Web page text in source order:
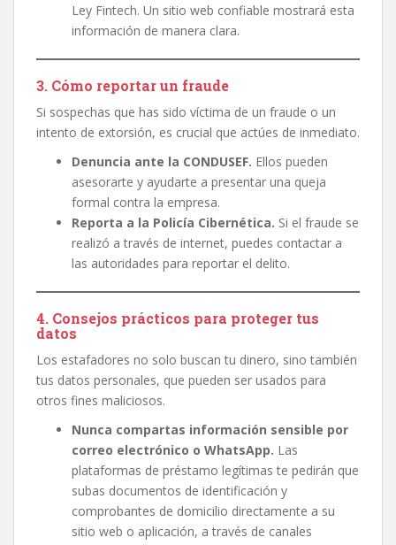
Ley Fintech. Un sitio web confiable mostrará esta
información de manera clara.
3. Cómo reportar un fraude
Si sospechas que has sido víctima de un fraude o un
intento de extorsión, es crucial que actúes de inmediato.
Denuncia ante la CONDUSEF. Ellos pueden
asesorarte y ayudarte a presentar una queja
formal contra la empresa.
Reporta a la Policía Cibernética. Si el fraude se
realizó a través de internet, puedes contactar a
las autoridades para reportar el delito.
4. Consejos prácticos para proteger tus
datos
Los estafadores no solo buscan tu dinero, sino también
tus datos personales, que pueden ser usados para
otros fines maliciosos.
Nunca compartas información sensible por
correo electrónico o WhatsApp. Las
plataformas de préstamo legítimas te pedirán que
subas documentos de identificación y
comprobantes de domicilio directamente a su
sitio web o aplicación, a través de canales